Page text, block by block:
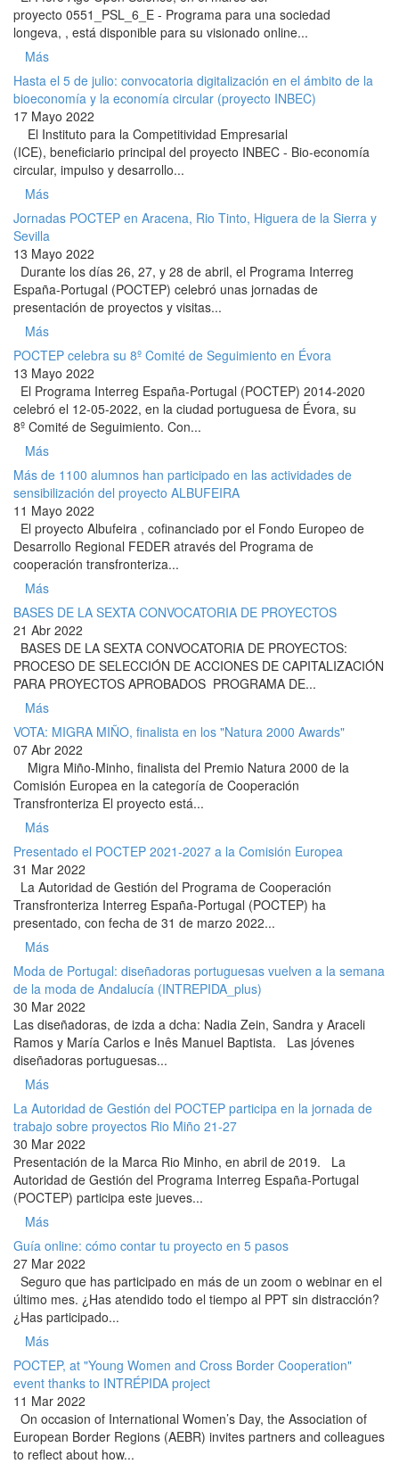
proyecto 0551_PSL_6_E - Programa para una sociedad
longeva, , está disponible para su visionado online...
Más
Hasta el 5 de julio: convocatoria digitalización en el ámbito de la
bioeconomía y la economía circular (proyecto INBEC)
17 Mayo 2022
El Instituto para la Competitividad Empresarial
(ICE), beneficiario principal del proyecto INBEC - Bio-economía
circular, impulso y desarrollo...
Más
Jornadas POCTEP en Aracena, Rio Tinto, Higuera de la Sierra y
Sevilla
13 Mayo 2022
Durante los días 26, 27, y 28 de abril, el Programa Interreg
España-Portugal (POCTEP) celebró unas jornadas de
presentación de proyectos y visitas...
Más
POCTEP celebra su 8º Comité de Seguimiento en Évora
13 Mayo 2022
El Programa Interreg España-Portugal (POCTEP) 2014-2020
celebró el 12-05-2022, en la ciudad portuguesa de Évora, su
8º Comité de Seguimiento. Con...
Más
Más de 1100 alumnos han participado en las actividades de
sensibilización del proyecto ALBUFEIRA
11 Mayo 2022
El proyecto Albufeira , cofinanciado por el Fondo Europeo de
Desarrollo Regional FEDER através del Programa de
cooperación transfronteriza...
Más
BASES DE LA SEXTA CONVOCATORIA DE PROYECTOS
21 Abr 2022
BASES DE LA SEXTA CONVOCATORIA DE PROYECTOS:
PROCESO DE SELECCIÓN DE ACCIONES DE CAPITALIZACIÓN
PARA PROYECTOS APROBADOS PROGRAMA DE...
Más
VOTA: MIGRA MIÑO, finalista en los "Natura 2000 Awards"
07 Abr 2022
Migra Miño-Minho, finalista del Premio Natura 2000 de la
Comisión Europea en la categoría de Cooperación
Transfronteriza El proyecto está...
Más
Presentado el POCTEP 2021-2027 a la Comisión Europea
31 Mar 2022
La Autoridad de Gestión del Programa de Cooperación
Transfronteriza Interreg España-Portugal (POCTEP) ha
presentado, con fecha de 31 de marzo 2022...
Más
Moda de Portugal: diseñadoras portuguesas vuelven a la semana
de la moda de Andalucía (INTREPIDA_plus)
30 Mar 2022
Las diseñadoras, de izda a dcha: Nadia Zein, Sandra y Araceli
Ramos y María Carlos e Inês Manuel Baptista. Las jóvenes
diseñadoras portuguesas...
Más
La Autoridad de Gestión del POCTEP participa en la jornada de
trabajo sobre proyectos Rio Miño 21-27
30 Mar 2022
Presentación de la Marca Rio Minho, en abril de 2019. La
Autoridad de Gestión del Programa Interreg España-Portugal
(POCTEP) participa este jueves...
Más
Guía online: cómo contar tu proyecto en 5 pasos
27 Mar 2022
Seguro que has participado en más de un zoom o webinar en el
último mes. ¿Has atendido todo el tiempo al PPT sin distracción?
¿Has participado...
Más
POCTEP, at "Young Women and Cross Border Cooperation"
event thanks to INTRÉPIDA project
11 Mar 2022
On occasion of International Women’s Day, the Association of
European Border Regions (AEBR) invites partners and colleagues
to reflect about how...